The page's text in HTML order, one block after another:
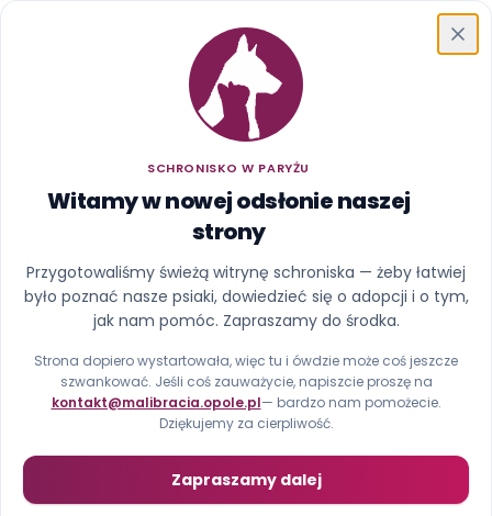
SCHRONISKO W PARYŻU
Witamy w nowej odsłonie naszej
strony
Przygotowaliśmy świeżą witrynę schroniska — żeby łatwiej
było poznać nasze psiaki, dowiedzieć się o adopcji i o tym,
jak nam pomóc. Zapraszamy do środka.
Strona dopiero wystartowała, więc tu i ówdzie może coś jeszcze
szwankować. Jeśli coś zauważycie, napiszcie proszę na
kontakt@malibracia.opole.pl— bardzo nam pomożecie.
Dziękujemy za cierpliwość.
Zapraszamy dalej
Schronisko w Paryżu
Ups, ta strona uciekła z
kojca
Nie znaleźliśmy strony pod tym adresem (błąd 404).
Strona główna Zobacz psiaki